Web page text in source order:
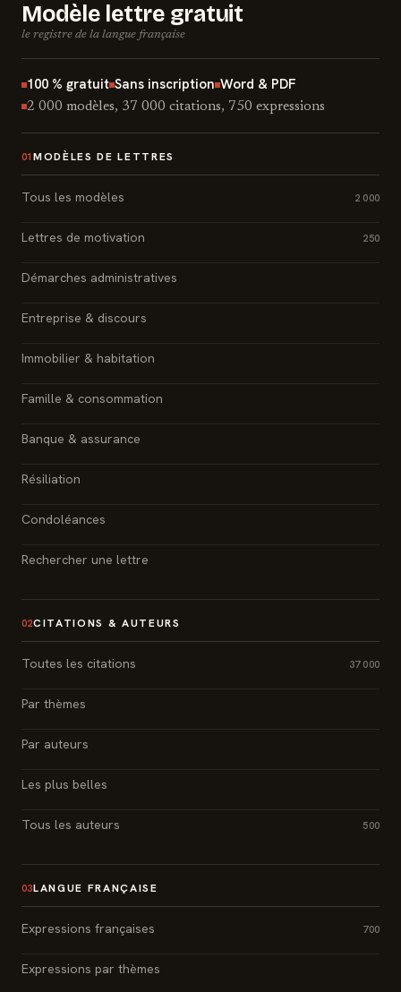
Modèle lettre gratuit
le registre de la langue française
100 % gratuit Sans inscription Word & PDF
2 000 modèles, 37 000 citations, 750 expressions
01 MODÈLES DE LETTRES
Tous les modèles 2 000
Lettres de motivation 250
Démarches administratives
Entreprise & discours
Immobilier & habitation
Famille & consommation
Banque & assurance
Résiliation
Condoléances
Rechercher une lettre
02CITATIONS & AUTEURS
Toutes les citations 37 000
Par thèmes
Par auteurs
Les plus belles
Tous les auteurs 500
03LANGUE FRANÇAISE
Expressions françaises 700
Expressions par thèmes